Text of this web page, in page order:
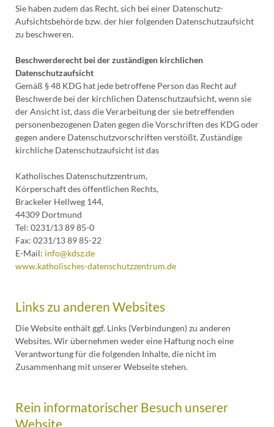
Sie haben zudem das Recht, sich bei einer Datenschutz-
Aufsichtsbehörde bzw. der hier folgenden Datenschutzaufsicht
zu beschweren.
Beschwerderecht bei der zuständigen kirchlichen
Datenschutzaufsicht
Gemäß § 48 KDG hat jede betroffene Person das Recht auf
Beschwerde bei der kirchlichen Datenschutzaufsicht, wenn sie
der Ansicht ist, dass die Verarbeitung der sie betreffenden
personenbezogenen Daten gegen die Vorschriften des KDG oder
gegen andere Datenschutzvorschriften verstößt. Zuständige
kirchliche Datenschutzaufsicht ist das
Katholisches Datenschutzzentrum,
Körperschaft des öffentlichen Rechts,
Brackeler Hellweg 144,
44309 Dortmund
Tel: 0231/13 89 85-0
Fax: 0231/13 89 85-22
E-Mail: info@kdsz.de
www.katholisches-datenschutzzentrum.de
Links zu anderen Websites
Die Website enthält ggf. Links (Verbindungen) zu anderen
Websites. Wir übernehmen weder eine Haftung noch eine
Verantwortung für die folgenden Inhalte, die nicht im
Zusammenhang mit unserer Webseite stehen.
Rein informatorischer Besuch unserer
Website